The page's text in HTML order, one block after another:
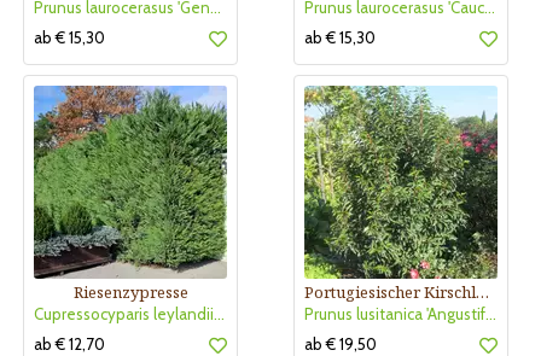
Prunus laurocerasus 'Genolier'
ab € 15,30
Prunus laurocerasus 'Caucasica'
ab € 15,30
Riesenzypresse
Cupressocyparis leylandii 'Jade'
ab € 12,70
Portugiesischer Kirschlorbeer
Prunus lusitanica 'Angustifolia'
ab € 19,50